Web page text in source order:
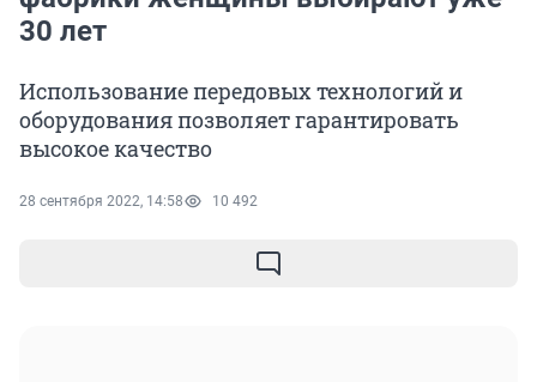
30 лет
Использование передовых технологий и
оборудования позволяет гарантировать
высокое качество
28 сентября 2022, 14:58 10 492